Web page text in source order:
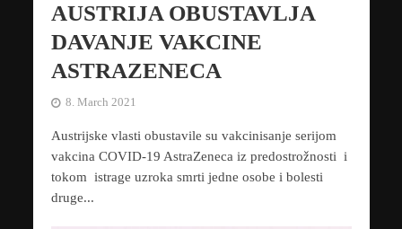
AUSTRIJA OBUSTAVLJA
DAVANJE VAKCINE
ASTRAZENECA
8. March 2021
Austrijske vlasti obustavile su vakcinisanje serijom
vakcina COVID-19 AstraZeneca iz predostrožnosti i
tokom istrage uzroka smrti jedne osobe i bolesti
druge...